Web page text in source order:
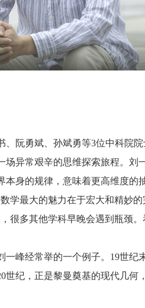
阮勇斌、孙斌勇等3位中科院
异常艰辛的思维探索旅程。刘
身的规律，意味着更高维度的
最大的魅力在于宏大和精妙的
很多其他学科早晚会遇到瓶颈
峰经常举的一个例子。 19世纪
世纪，正是黎曼奠基的现代几何